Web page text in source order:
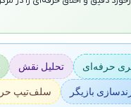
حرفه‌ای تحلیل نقش
بازیگر سلف‌تیپ